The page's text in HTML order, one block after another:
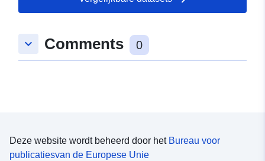
keyboard_arrow_down Comments 0
Deze website wordt beheerd door het Bureau voor
publicatiesvan de Europese Unie